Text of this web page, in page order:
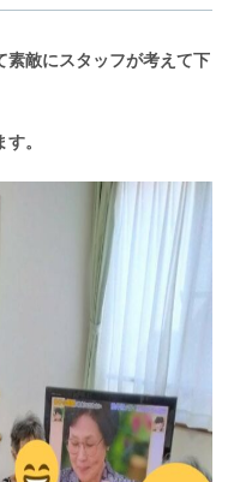
素敵にスタッフが考えて下
。